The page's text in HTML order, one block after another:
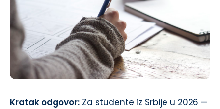
Kratak odgovor: Za studente iz Srbije u 2026 —